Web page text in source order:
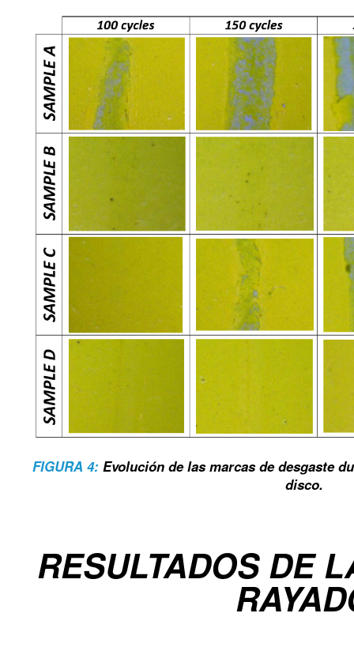
FIGURA 4: Evolución de las marcas de desgaste
disco.
RESULTADOS DE